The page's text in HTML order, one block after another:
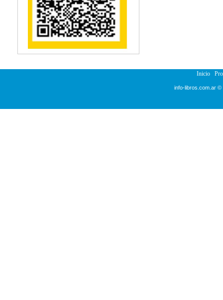
Inicio
info-libros.com.ar